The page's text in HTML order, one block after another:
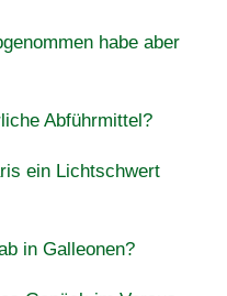
habe aber
Abführmittel?
ein Lichtschwert
in Galleonen?